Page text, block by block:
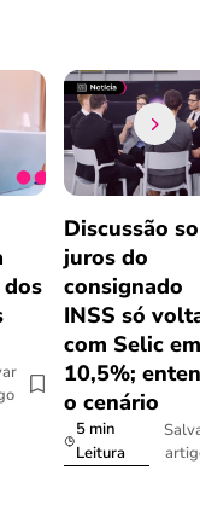
Discussão
juros do
consignado
INSS só
com Selic em
10,5%;
o cenário
5 min
Leitura